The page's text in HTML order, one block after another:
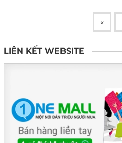
«
LIÊN KẾT WEBSITE